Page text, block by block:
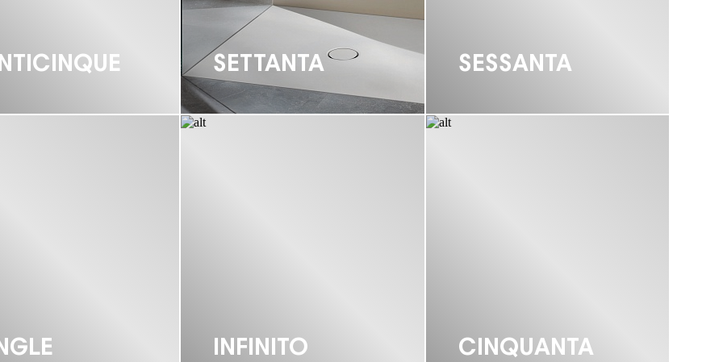
SETTANTA SESSANTA
INFINITO CINQUANTA